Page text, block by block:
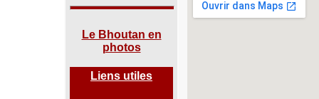
Le Bhoutan en
photos
Liens utiles